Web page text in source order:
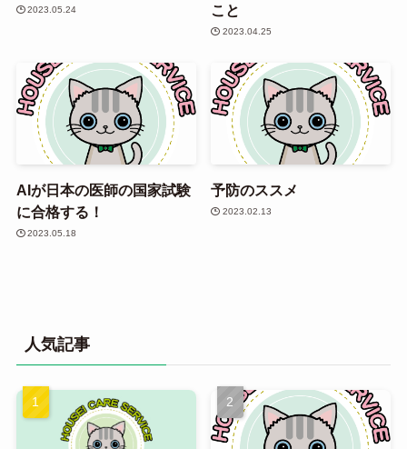
2023.05.24
こと
2023.04.25
AIが日本の医師の国家試験
に合格する！
2023.05.18
予防のススメ
2023.02.13
人気記事